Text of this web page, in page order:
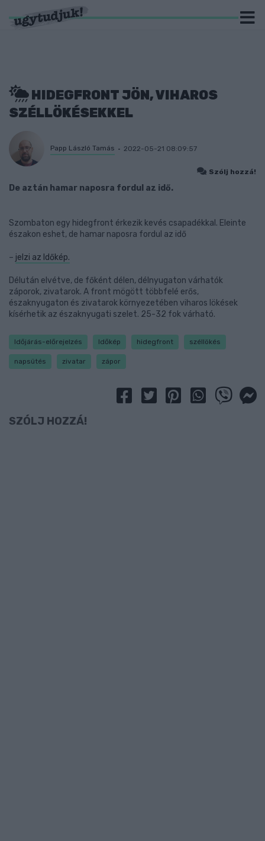
HIDEGFRONT JÖN, VIHAROS
SZÉLLÖKÉSEKKEL
Papp László Tamás 2022-05-21 08:09:57
Szólj hozzá!
De aztán hamar naposra fordul az idő.
Szombaton egy hidegfront érkezik kevés csapadékkal. Eleinte
északon eshet, de hamar naposra fordul az idő
– jelzi az Időkép.
Délután elvétve, de főként délen, délnyugaton várhatók
záporok, zivatarok. A front mögött többfelé erős,
északnyugaton és zivatarok környezetében viharos lökések
kísérhetik az északnyugati szelet. 25-32 fok várható.
Időjárás-előrejelzés Időkép hidegfront széllökés
napsütés zivatar zápor
SZÓLJ HOZZÁ!